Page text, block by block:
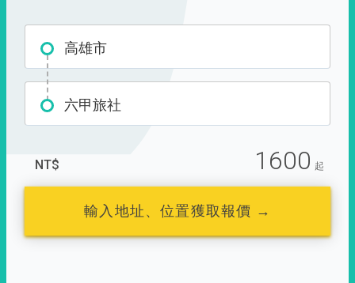
高雄市
六甲旅社
NT$ 1600 起
輸入地址、位置獲取報價 →